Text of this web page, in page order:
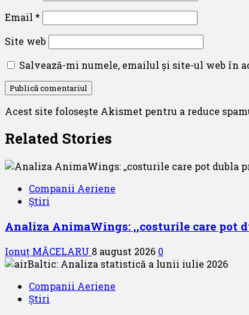
Email *
Site web
Salvează-mi numele, emailul și site-ul web în
Acest site folosește Akismet pentru a reduce
Related Stories
Companii Aeriene
Știri
Analiza AnimaWings: ,,costurile care pot
Ionuț MĂCELARU 8 august 2026 0
Companii Aeriene
Știri